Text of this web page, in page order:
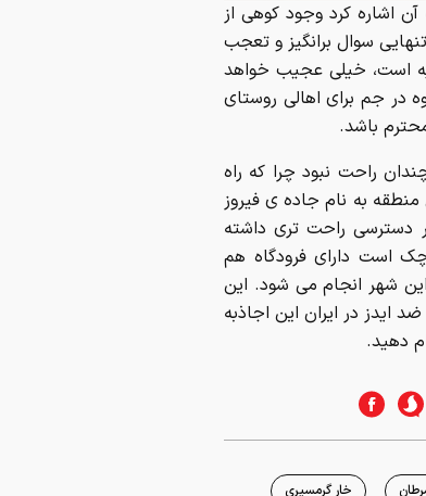
آن اشاره کرد وجود کوهی از
سوال برانگیز و تعجب
است، خیلی عجیب خواهد
در جم برای اهالی روستای
باشد.
راحت نبود چرا که راه
به نام جاده ی فیروز
دسترسی راحت تری داشته
است دارای فرودگاه هم
شهر انجام می شود. این
ایدز در ایران این اجاذبه
دهید.
خار گرمسیری